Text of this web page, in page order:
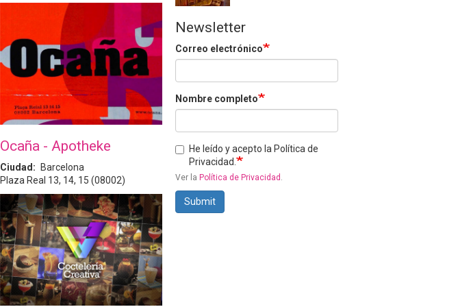
Ocaña - Apotheke
Ciudad
Barcelona
Plaza Real 13, 14, 15 (08002)
Newsletter
Correo electrónico
Nombre completo
He leído y acepto la Política de
Privacidad.
Ver la Política de Privacidad .
Submit